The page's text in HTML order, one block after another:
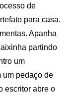
de
para casa.
Apanha
partindo
um
um pedaço de
escritor abre o